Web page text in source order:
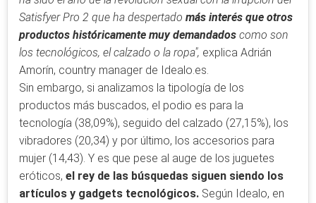
Satisfyer Pro 2 que ha despertado más interés que otros
productos históricamente muy demandados como son
los tecnológicos, el calzado o la ropa", explica Adrián
Amorín, country manager de Idealo.es.
Sin embargo, si analizamos la tipología de los
productos más buscados, el podio es para la
tecnología (38,09%), seguido del calzado (27,15%), los
vibradores (20,34) y por último, los accesorios para
mujer (14,43). Y es que pese al auge de los juguetes
eróticos, el rey de las búsquedas siguen siendo los
artículos y gadgets tecnológicos. Según Idealo, en